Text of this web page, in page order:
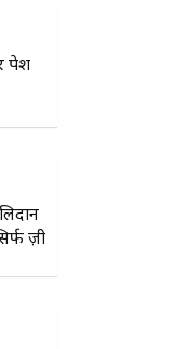
पेश
ज़ी